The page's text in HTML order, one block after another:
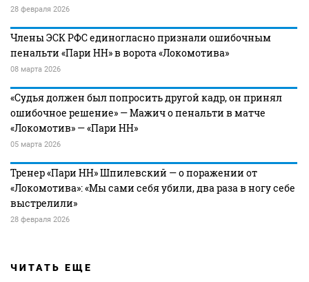
28 февраля 2026
Члены ЭСК РФС единогласно признали ошибочным
пенальти «Пари НН» в ворота «Локомотива»
08 марта 2026
«Судья должен был попросить другой кадр, он принял
ошибочное решение» — Мажич о пенальти в матче
«Локомотив» — «Пари НН»
05 марта 2026
Тренер «Пари НН» Шпилевский — о поражении от
«Локомотива»: «Мы сами себя убили, два раза в ногу себе
выстрелили»
28 февраля 2026
ЧИТАТЬ ЕЩЕ